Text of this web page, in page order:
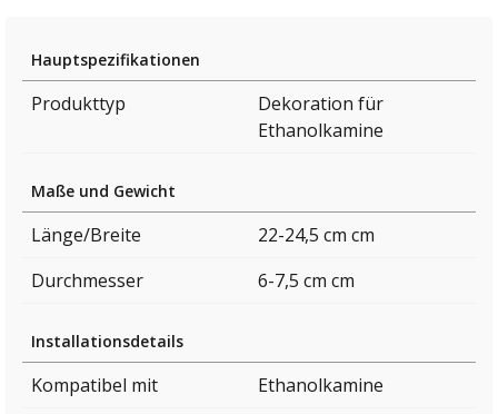
Hauptspezifikationen
Produkttyp
Dekoration für
Ethanolkamine
Maße und Gewicht
Länge/Breite
22-24,5 cm cm
Durchmesser
6-7,5 cm cm
Installationsdetails
Kompatibel mit Ethanolkamine